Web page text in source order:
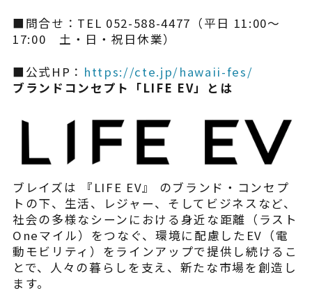
■問合せ：TEL 052-588-4477（平日 11:00〜
17:00 土・日・祝日休業）
■公式HP： https://cte.jp/hawaii-fes/
ブランドコンセプト「LIFE EV」とは
ブレイズは 『LIFE EV』 のブランド・コンセプ
トの下、生活、レジャー、そしてビジネスなど、
社会の多様なシーンにおける身近な距離（ラスト
Oneマイル）をつなぐ、環境に配慮したEV（電
動モビリティ）をラインアップで提供し続けるこ
とで、人々の暮らしを支え、新たな市場を創造し
ます。